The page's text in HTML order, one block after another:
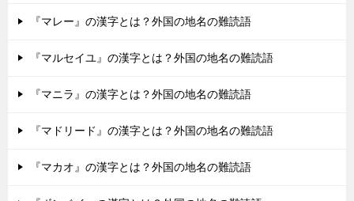
『マレー』の漢字とは？外国の地名の難読語
『マルセイユ』の漢字とは？外国の地名の難読語
『マニラ』の漢字とは？外国の地名の難読語
『マドリード』の漢字とは？外国の地名の難読語
『マカオ』の漢字とは？外国の地名の難読語